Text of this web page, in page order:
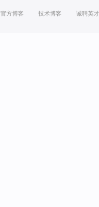
官方博客 技术博客 诚聘英才